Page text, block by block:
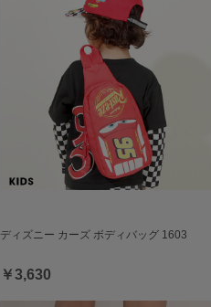
ディズニー カーズ ボディバッグ 1603
￥3,630